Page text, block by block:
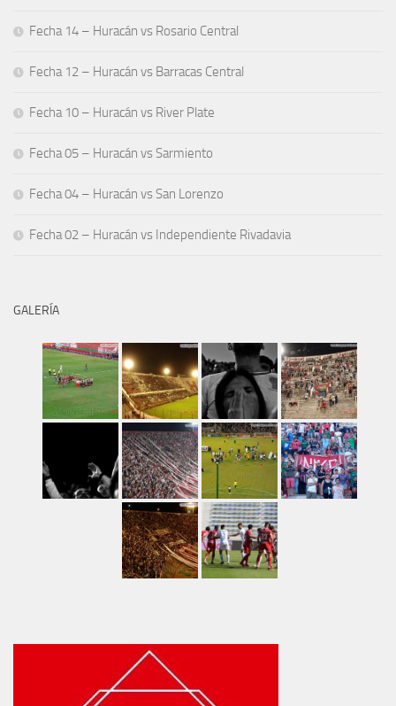
Fecha 14 – Huracán vs Rosario Central
Fecha 12 – Huracán vs Barracas Central
Fecha 10 – Huracán vs River Plate
Fecha 05 – Huracán vs Sarmiento
Fecha 04 – Huracán vs San Lorenzo
Fecha 02 – Huracán vs Independiente Rivadavia
GALERÍA